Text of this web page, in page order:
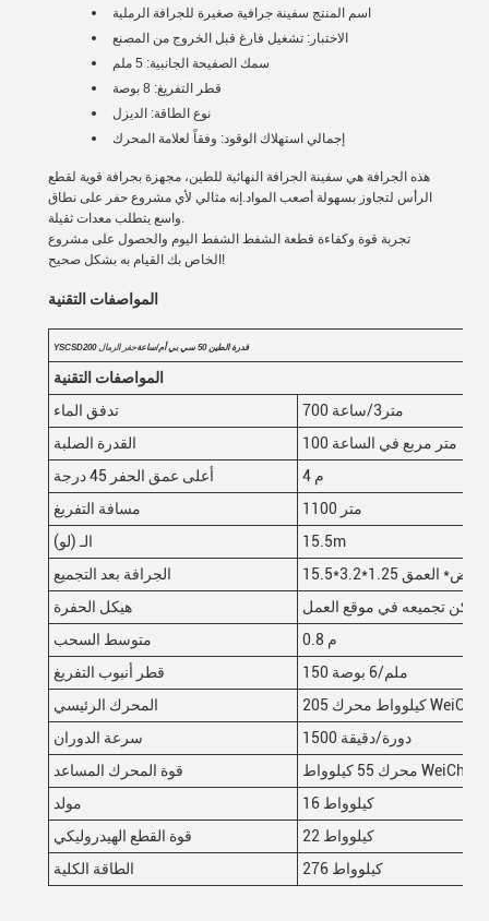
اسم المنتج سفينة جرافية صغيرة للجرافة الرملية
الاختبار: تشغيل فارغ قبل الخروج من المصنع
سمك الصفيحة الجانبية: 5 ملم
قطر التفريغ: 8 بوصة
نوع الطاقة: الديزل
إجمالي استهلاك الوقود: وفقاً لعلامة المحرك
هذه الجرافة هي سفينة الجرافة النهائية للطين، مجهزة بجرافة قوية لقطع
الرأس لتجاوز بسهولة أصعب المواد.إنه مثالي لأي مشروع حفر على نطاق
واسع يتطلب معدات ثقيلة.
تجربة قوة وكفاءة قطعة الشفط الشفط اليوم والحصول على مشروع
الخاص بك القيام به بشكل صحيح!
المواصفات التقنية
YSCSD200 قدرة الطين 50 سي بي أم/ساعة حفر الرمال
المواصفات التقنية
تدفق الماء
700 متر3/ساعة
القدرة الصلبة
100 متر مربع في الساعة
أعلى عمق الحفر 45 درجة
4 م
مسافة التفريغ
1100 متر
الـ (لو)
15.5m
الجرافة بعد التجميع
العمق
هيكل الحفرة
ويمكن تجميعه في موقع العمل
متوسط السحب
0.8 م
قطر أنبوب التفريغ
150 ملم/6 بوصة
المحرك الرئيسي
205 كيلوواط محرك WeiChai
سرعة الدوران
1500 دورة/دقيقة
قوة المحرك المساعد
محرك 55 كيلوواط WeiChai
مولد
16 كيلوواط
قوة القطع الهيدروليكي
22 كيلوواط
الطاقة الكلية
276 كيلوواط